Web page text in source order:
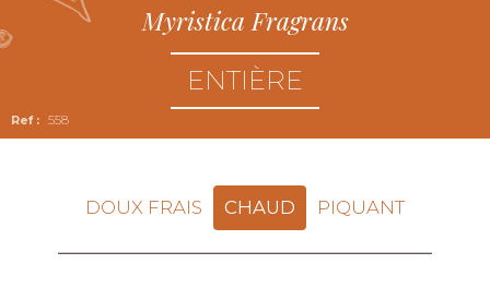
558
Myristica Fragrans
ENTIÈRE
DOUX FRAIS CHAUD PIQUANT